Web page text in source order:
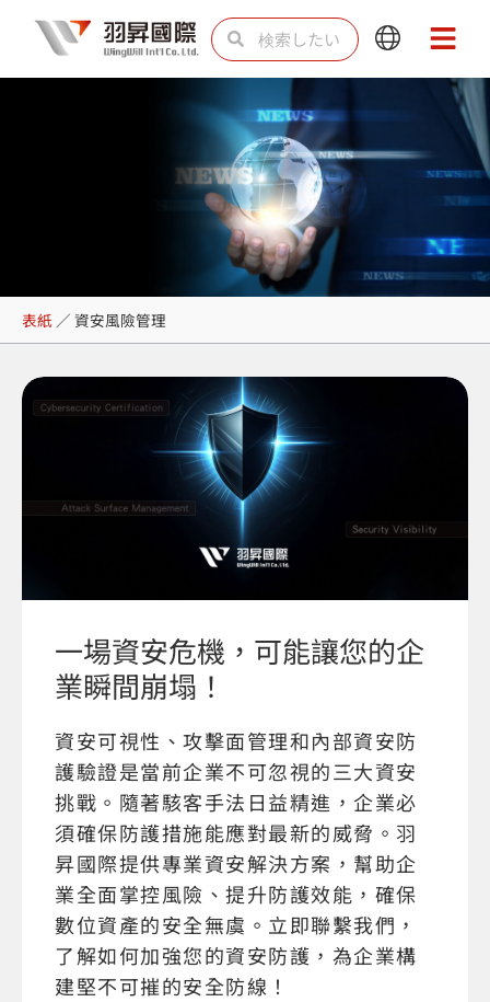
を
検
索 索
Main
Menu
Main
Menu
資安風險管理
表紙 ／ 資安風險管理
一場資安危機，可能讓您的企
業瞬間崩塌！
資安可視性、攻擊面管理和內部資安防
護驗證是當前企業不可忽視的三大資安
挑戰。隨著駭客手法日益精進，企業必
須確保防護措施能應對最新的威脅。羽
昇國際提供專業資安解決方案，幫助企
業全面掌控風險、提升防護效能，確保
數位資產的安全無虞。立即聯繫我們，
了解如何加強您的資安防護，為企業構
建堅不可摧的安全防線！